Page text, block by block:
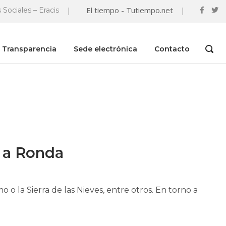
Sociales – Eracis | El tiempo - Tutiempo.net |
Transparencia Sede electrónica Contacto
OPEN
Ronda
o la Sierra de las Nieves, entre otros. En torno a